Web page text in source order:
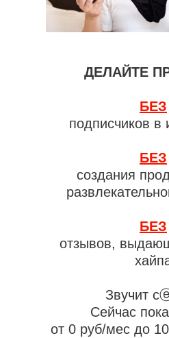
ДЕЛАЙТЕ
БЕЗ
подписчиков в
БЕЗ
создания
БЕЗ
отзывов,
Звучит
Сейчас
от 0 руб/мес до